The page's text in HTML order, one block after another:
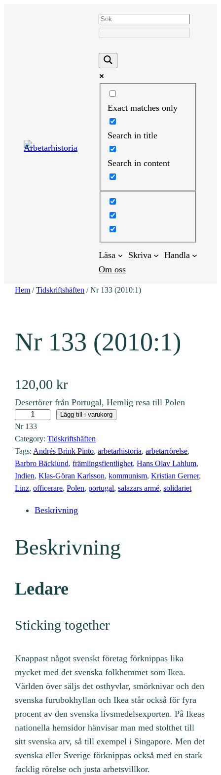
Exact matches only
Search in title
Search in content
Läsa Skriva
Handla
Om oss
Hem /Tidskriftshäften / Nr 133 (2010:1)
Nr 133 (2010:1)
120,00kr
Desertörer från Portugal, Hemlig resa till Polen
r
1
3
3
(
0
:
)
m
n
Lägg till i varukorg
Nr 133
Category:Tidskriftshäften
Tags: Andrés Brink Pinto, arbetarhistoria, arbetarrörelse
Barbro Bäcklund, främlingsfientlighet, Hans Olav Lahlum
Indien, Klas-Göran Karlsson, kommunism, Kristian Gerner
Linz, officerare, Polen, portugal, salazars armé, solidariet
Beskrivning
Beskrivning
Ledare
Sticking together
Knappast något svenskt företag förknippas lika
mycket med det svenska folkhemmet som Ikea.
Världen över säljs det osthyvlar, smörknivar och den
svenska furubokhyllan och Ikea står också för fyra
procent av den svenska livsmedelsexporten. På Ikeas
nationella hemsidor hänvisar man med stolthet till
sitt svenska arv, så till exempel i Singapore. Men det
svenska eller Sverige förknippas också med en stark
facklig rörelse och justa arbetsvillkor.